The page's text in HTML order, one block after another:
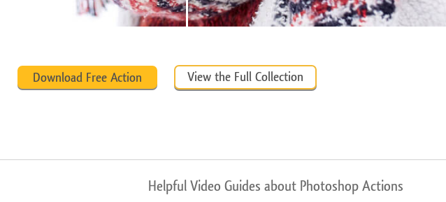
Download Free Action View the Full Collection
Helpful Video Guides about Photoshop Actions